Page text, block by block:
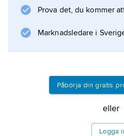
områdena. Island har gott
Prova det, du kommer
Marknadsledare i
Påbörja din gratis
eller
Logga